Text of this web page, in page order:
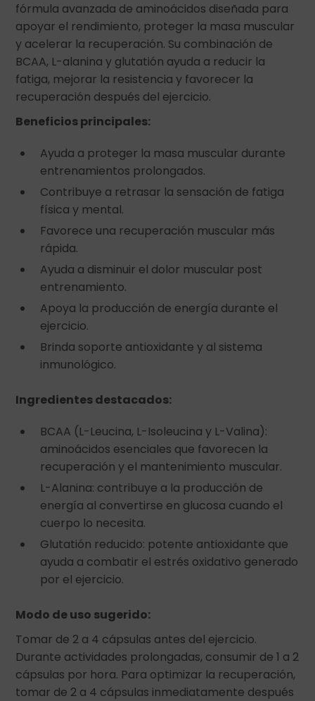
fórmula avanzada de aminoácidos diseñada para
apoyar el rendimiento, proteger la masa muscular
y acelerar la recuperación. Su combinación de
BCAA, L-alanina y glutatión ayuda a reducir la
fatiga, mejorar la resistencia y favorecer la
recuperación después del ejercicio.
Beneficios principales:
Ayuda a proteger la masa muscular durante
entrenamientos prolongados.
Contribuye a retrasar la sensación de fatiga
física y mental.
Favorece una recuperación muscular más
rápida.
Ayuda a disminuir el dolor muscular post
entrenamiento.
Apoya la producción de energía durante el
ejercicio.
Brinda soporte antioxidante y al sistema
inmunológico.
Ingredientes destacados:
BCAA (L-Leucina, L-Isoleucina y L-Valina):
aminoácidos esenciales que favorecen la
recuperación y el mantenimiento muscular.
L-Alanina: contribuye a la producción de
energía al convertirse en glucosa cuando el
cuerpo lo necesita.
Glutatión reducido: potente antioxidante que
ayuda a combatir el estrés oxidativo generado
por el ejercicio.
Modo de uso sugerido:
Tomar de 2 a 4 cápsulas antes del ejercicio.
Durante actividades prolongadas, consumir de 1 a 2
cápsulas por hora. Para optimizar la recuperación,
tomar de 2 a 4 cápsulas inmediatamente después